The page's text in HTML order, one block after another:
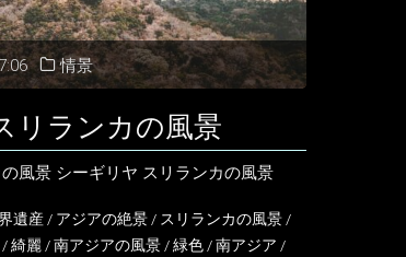
情景
リランカの風景
風景 シーギリヤ スリランカの風景
遺産 / アジアの絶景 / スリランカの風景 /
/綺麗 /南アジアの風景/緑色/南アジア /